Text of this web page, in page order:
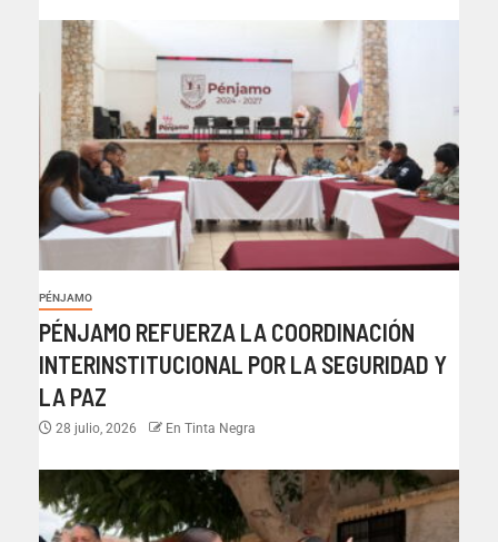
PÉNJAMO
PÉNJAMO REFUERZA LA COORDINACIÓN
INTERINSTITUCIONAL POR LA SEGURIDAD Y
LA PAZ
28 julio, 2026 En Tinta Negra